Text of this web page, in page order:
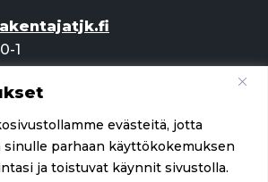
evästeitä, jotta
sinulle parhaan käyttökokemuksen
ja toistuvat käynnit sivustolla.
1